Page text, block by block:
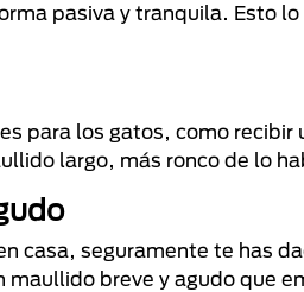
pasiva y tranquila. Esto
para los gatos, como
largo, más ronco de lo
casa, seguramente te has
maullido breve y agudo que